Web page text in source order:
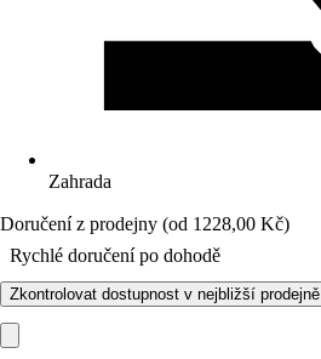
Zahrada
Doručení z prodejny (od 1228,00 Kč)
Rychlé doručení po dohodě
Zkontrolovat dostupnost v nejbližší prodejně